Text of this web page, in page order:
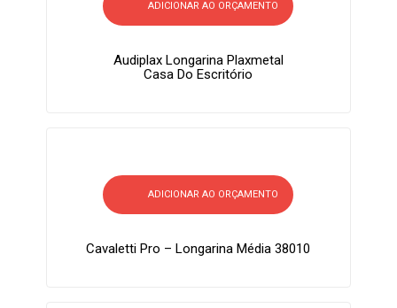
ADICIONAR AO ORÇAMENTO
Audiplax Longarina Plaxmetal
Casa Do Escritório
ADICIONAR AO ORÇAMENTO
Cavaletti Pro – Longarina Média 38010